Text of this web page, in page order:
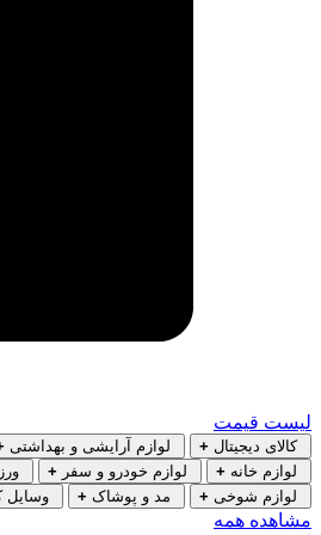
لیست قیمت
کالای دیجیتال + لوازم آرایشی و بهداشتی
لوازم خانه + لوازم خودرو و سفر +
لوازم شوخی + مد و پوشاک + وسایل
مشاهده همه